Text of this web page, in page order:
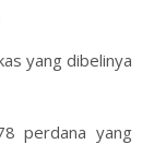
yang dibelinya
perdana yang